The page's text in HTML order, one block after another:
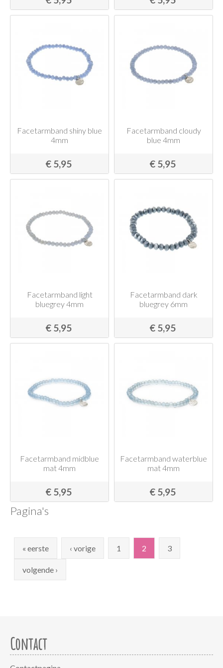
Facetarmband shiny blue
4mm
€ 5,95
Facetarmband cloudy
blue 4mm
€ 5,95
Facetarmband light
bluegrey 4mm
€ 5,95
Facetarmband dark
bluegrey 6mm
€ 5,95
Facetarmband midblue
mat 4mm
€ 5,95
Facetarmband waterblue
mat 4mm
€ 5,95
Pagina's
« eerste ‹ vorige 1 2 3
volgende ›
Contact